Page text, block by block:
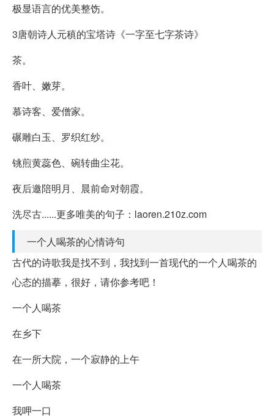
极显语言的优美整饬。
3唐朝诗人元稹的宝塔诗《一字至七字茶诗》
茶。
香叶、嫩芽。
慕诗客、爱僧家。
碾雕白玉、罗织红纱。
铫煎黄蕊色、碗转曲尘花。
夜后邀陪明月、晨前命对朝霞。
洗尽古......更多唯美的句子：laoren.210z.com
一个人喝茶的心情诗句
古代的诗歌我是找不到，我找到一首现代的一个人喝茶的
心态的描摹，很好，请你参考吧！
一个人喝茶
在乡下
在一所大院，一个寂静的上午
一个人喝茶
我呷一口